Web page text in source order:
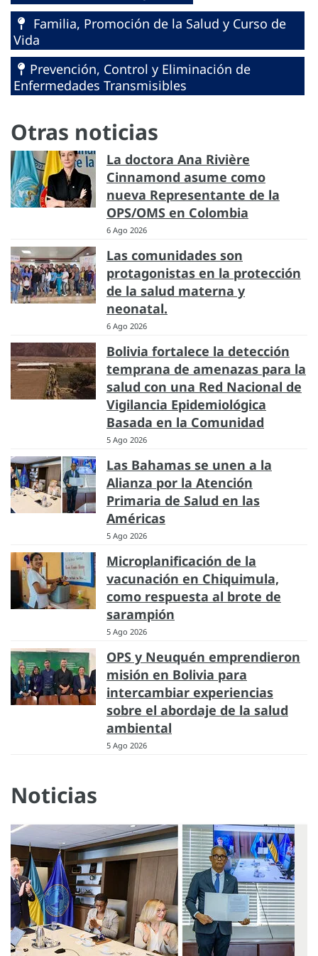
Familia, Promoción de la Salud y Curso de
Vida
Prevención, Control y Eliminación de
Enfermedades Transmisibles
Otras noticias
La doctora Ana Rivière
Cinnamond asume como
nueva Representante de la
OPS/OMS en Colombia
6 Ago 2026
Las comunidades son
protagonistas en la protección
de la salud materna y
neonatal.
6 Ago 2026
Bolivia fortalece la detección
temprana de amenazas para la
salud con una Red Nacional de
Vigilancia Epidemiológica
Basada en la Comunidad
5 Ago 2026
Las Bahamas se unen a la
Alianza por la Atención
Primaria de Salud en las
Américas
5 Ago 2026
Microplanificación de la
vacunación en Chiquimula,
como respuesta al brote de
sarampión
5 Ago 2026
OPS y Neuquén emprendieron
misión en Bolivia para
intercambiar experiencias
sobre el abordaje de la salud
ambiental
5 Ago 2026
Noticias